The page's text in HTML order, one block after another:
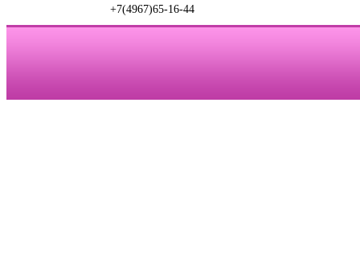
+7(4967)65-16-44